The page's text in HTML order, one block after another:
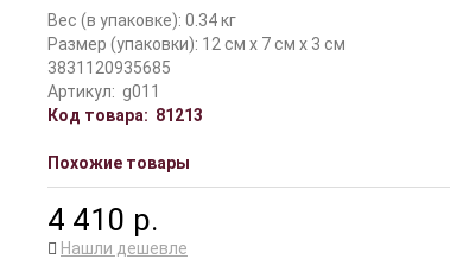
Вес (в упаковке): 0.34 кг
Размер (упаковки): 12 см x 7 см x 3 см
3831120935685
Артикул: g011
Код товара: 81213
Похожие товары
4 410 р.
Нашли дешевле